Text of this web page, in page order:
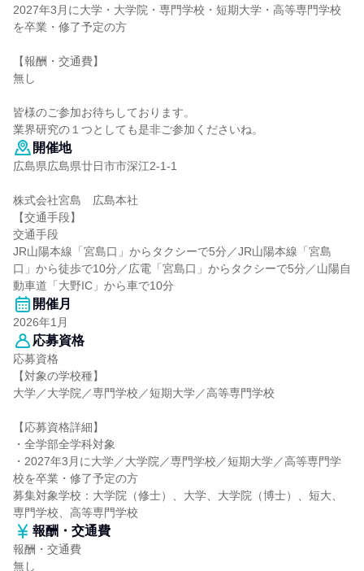
2027年3月に大学・大学院・専門学校・短期大学・高等専門学校
を卒業・修了予定の方
【報酬・交通費】
無し
皆様のご参加お待ちしております。
業界研究の１つとしても是非ご参加くださいね。
開催地
広島県広島県廿日市市深江2-1-1
株式会社宮島 広島本社
【交通手段】
交通手段
JR山陽本線「宮島口」からタクシーで5分／JR山陽本線「宮島
口」から徒歩で10分／広電「宮島口」からタクシーで5分／山陽自
動車道「大野IC」から車で10分
開催月
2026年1月
応募資格
応募資格
【対象の学校種】
大学／大学院／専門学校／短期大学／高等専門学校
【応募資格詳細】
・全学部全学科対象
・2027年3月に大学／大学院／専門学校／短期大学／高等専門学
校を卒業・修了予定の方
募集対象学校：大学院（修士）、大学、大学院（博士）、短大、
専門学校、高等専門学校
報酬・交通費
報酬・交通費
無し